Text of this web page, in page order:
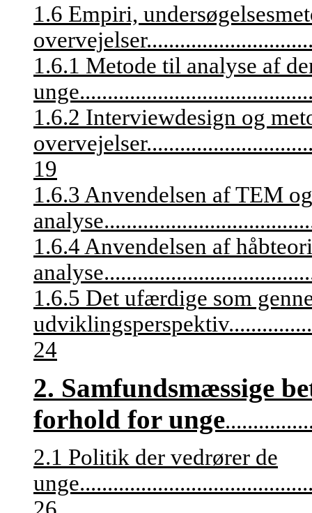
1.6 Empiri,
overvejelser
1.6.1 Metode til analyse af
unge
1.6.2 Interviewdesign og
overvejelser
19
1.6.3 Anvendelsen af TEM
analyse
1.6.4 Anvendelsen af
analyse
1.6.5 Det ufærdige som
udviklingsperspektiv
24
2. Samfundsmæssige
forhold for unge
2.1 Politik der vedrører de
unge